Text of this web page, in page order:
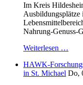
Im Kreis
Ausbildungsplätze
Nahrung-Genuss-
Weiterlesen …
HAWK-
in St. Michael Do,